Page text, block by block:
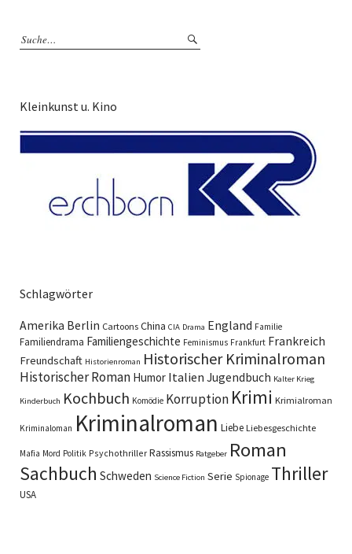
Kleinkunst u. Kino
Schlagwörter
Amerika Berlin Cartoons China CIA Drama England Familie
Familiendrama Familiengeschichte Feminismus Frankfurt Frankreich
Freundschaft Historienroman Historischer Kriminalroman
Historischer Roman Humor Italien Jugendbuch Kalter Krieg
Kinderbuch Kochbuch Komödie Korruption Krimi Krimialroman
Kriminaloman Kriminalroman Liebe Liebesgeschichte
Mafia Mord Politik Psychothriller Rassismus Ratgeber Roman
Sachbuch Schweden Science Fiction Serie Spionage Thriller
USA